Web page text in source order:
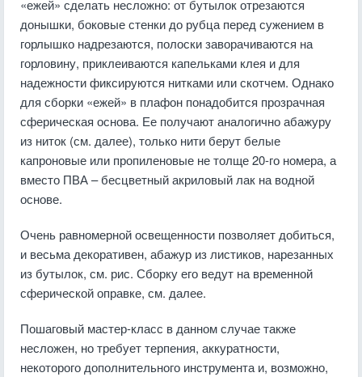
«ежей» сделать несложно: от бутылок отрезаются
донышки, боковые стенки до рубца перед сужением в
горлышко надрезаются, полоски заворачиваются на
горловину, приклеиваются капельками клея и для
надежности фиксируются нитками или скотчем. Однако
для сборки «ежей» в плафон понадобится прозрачная
сферическая основа. Ее получают аналогично абажуру
из ниток (см. далее), только нити берут белые
капроновые или пропиленовые не толще 20-го номера, а
вместо ПВА – бесцветный акриловый лак на водной
основе.
Очень равномерной освещенности позволяет добиться,
и весьма декоративен, абажур из листиков, нарезанных
из бутылок, см. рис. Сборку его ведут на временной
сферической оправке, см. далее.
Пошаговый мастер-класс в данном случае также
несложен, но требует терпения, аккуратности,
некоторого дополнительного инструмента и, возможно,